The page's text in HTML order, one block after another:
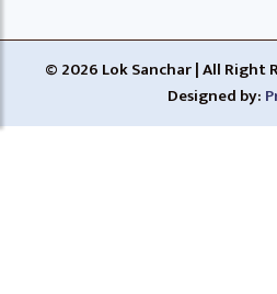
© 2026 Lok Sanchar | All Right
Designed by: